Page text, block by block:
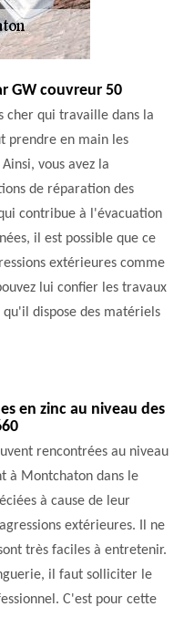
GW couvreur 50
cher qui travaille dans la
prendre en main les
vous avez la
de réparation des
contribue à l'évacuation
il est possible que ce
extérieures comme
lui confier les travaux
dispose des matériels
en zinc au niveau des
rencontrées au niveau
à Montchaton dans le
à cause de leur
extérieures. Il ne
très faciles à entretenir.
il faut solliciter le
C'est pour cette